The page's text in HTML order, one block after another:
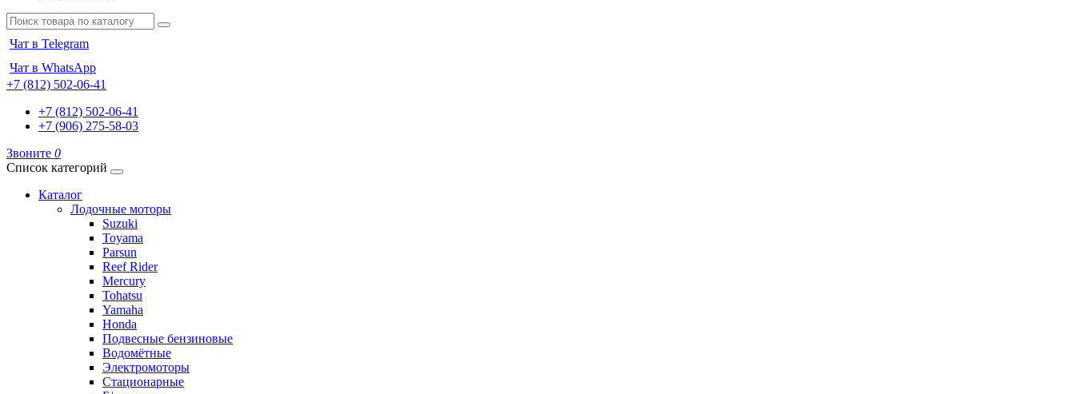
Чат в Telegram
Чат в WhatsApp
+7 (812) 502-06-41
+7 (812) 502-06-41
+7 (906) 275-58-03
Звоните 0
Список категорий
Каталог
Лодочные моторы
Suzuki
Toyama
Parsun
Reef Rider
Mercury
Tohatsu
Yamaha
Honda
Подвесные бензиновые
Водомётные
Электромоторы
Стационарные